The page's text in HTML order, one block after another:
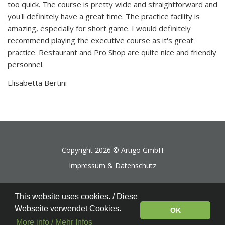
too quick. The course is pretty wide and straightforward and
you'll definitely have a great time. The practice facility is
amazing, especially for short game. I would definitely
recommend playing the executive course as it's great
practice. Restaurant and Pro Shop are quite nice and friendly
personnel.
Elisabetta Bertini
Copyright 2026 © Artigo GmbH
Impressum & Datenschutz
This website uses cookies. / Diese
Webseite verwendet Cookies.
More info / Mehr Infos
OK